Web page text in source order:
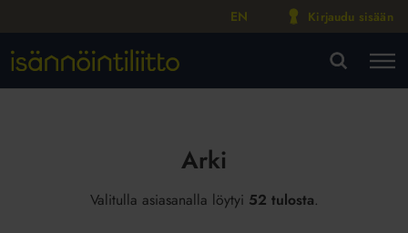
EN Kirjaudu sisään
Arki
Valitulla asiasanalla löytyi 52 tulosta.